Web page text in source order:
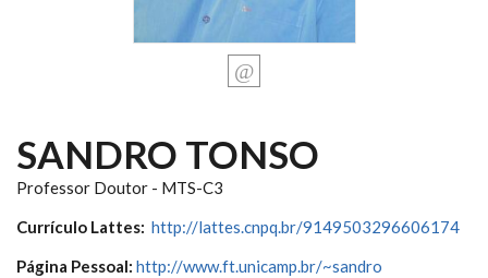
SANDRO TONSO
Professor Doutor - MTS-C3
Currículo Lattes: http://lattes.cnpq.br/9149503296606174
Página Pessoal: http://www.ft.unicamp.br/~sandro